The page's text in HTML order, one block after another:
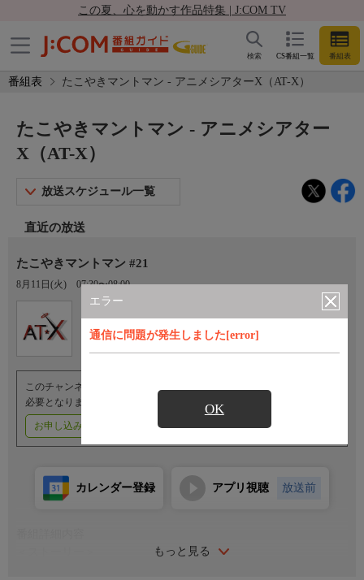
この夏、心を動かす作品特集 | J:COM TV
CS番組一覧 番組表
検索
番組表 たこやきマントマン - アニメシアターX（AT-X）
エラー
通信に問題が発生しました[error]
OK
たこやきマントマン - アニメシアター
X（AT-X）
放送スケジュール一覧
直近の放送
たこやきマントマン #21
8月11日(火) 07:30〜08:00
このチャンネルのご視聴には、オプションチャンネル(有料)のご契約が
必要となります。
お申し込みはこちら ご利用料金はこちら
もっと見る
カレンダー登録 アプリ視聴 放送前